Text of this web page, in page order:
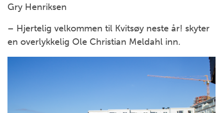
Gry Henriksen
– Hjertelig velkommen til Kvitsøy neste år! skyter
en overlykkelig Ole Christian Meldahl inn.